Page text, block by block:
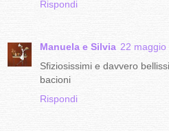
Rispondi
Manuela e Silvia 22
Sfiziosissimi e davvero
bacioni
Rispondi